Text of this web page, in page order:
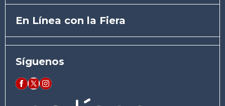
En Línea con la Fiera
Síguenos